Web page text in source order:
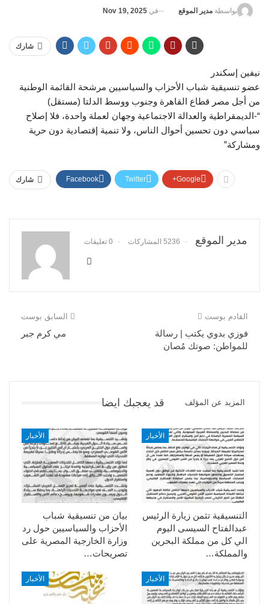
بواسطة مدير الموقع في Nov 19, 2025
شارك
نيفين إسكندر
عضو تنسيقية شباب الأحزاب والسياسيين مرشحة القائمة الوطنية
من أجل مصر قطاع القاهرة وجنوب ووسط الدلتا (مستقل)
“-الديمقراطية والعدالة الاجتماعية وجهان لعملة واحدة، فلا إصلاح
سياسي دون تحسين أحوال الناس، ولا تنمية إقتصادية دون حرية
ومشاركة”
شارك Facebook Twitter Google+
مدير الموقع 5236 المشاركات 0 تعليقات
السابق بوست
مي كرم جبر
القادم بوست
فوزي بدوي يكتب | رسالة
للمواطن: صوتك مُصان
قد يعجبك ايضا المزيد عن المؤلف
الأخبار
بيان من تنسيقية شباب
الأحزاب والسياسيين حول رد
وزارة الخارجية المصرية على
تصريحات…
الأخبار
التنسيقية تثمن زيارة الرئيس
عبدالفتاح السيسى اليوم
الي كل من مملكة البحرين
والمملكة…
الأخبار الأخبار